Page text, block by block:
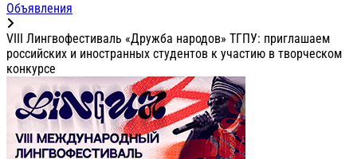
Объявления
VIII Лингвофестиваль «Дружба народов» ТГПУ: приглашаем
российских и иностранных студентов к участию в творческом
конкурсе